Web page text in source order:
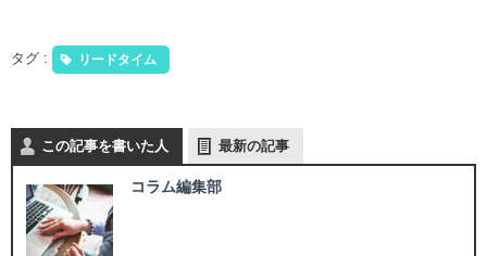
タグ : リードタイム
この記事を書いた人 最新の記事
コラム編集部